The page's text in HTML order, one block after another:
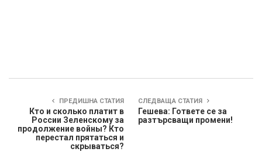
ПРЕДИШНА СТАТИЯ
Кто и сколько платит в
России Зеленскому за
продолжение войны? Кто
перестал прятаться и
скрываться?
СЛЕДВАЩА СТАТИЯ
Гешева: Гответе се за
разтърсващи промени!